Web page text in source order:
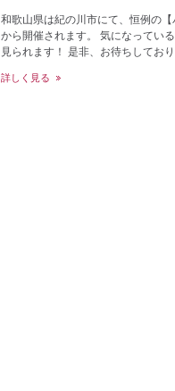
和歌山県は紀の川市にて、恒例の
から開催されます。 気になってい
見られます！ 是非、お待ちしており
詳しく見る